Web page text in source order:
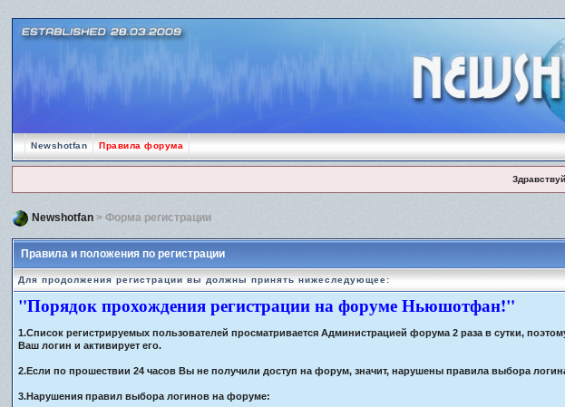
Newshotfan Правила форума
Newshotfan > Форма регистрации
Правила и положения по регистрации
Для продолжения регистрации вы должны принять нижеследующее:
"Порядок прохождения регистрации на форуме Ньюшотфан!"
1.Список регистрируемых пользователей просматривается Администрацией форума 2 раза в сутки,
Ваш логин и активирует его.
2.Если по прошествии 24 часов Вы не получили доступ на форум, значит, нарушены правила выбора
3.Нарушения правил выбора логинов на форуме: